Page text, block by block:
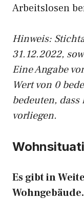
Arbeitslosen
Hinweis:
31.12.2022,
Eine Angabe
Wert von 0
bedeuten,
vorliegen.
Es gibt in